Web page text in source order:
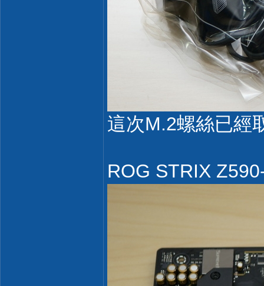
這次M.2螺絲已經
ROG STRIX